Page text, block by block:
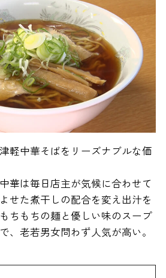
軽中華そばをリーズナブルな価
華は毎日店主が気候に合わせて
せた煮干しの配合を変え出汁を
ちもちの麺と優しい味のスープ
、老若男女問わず人気が高い。